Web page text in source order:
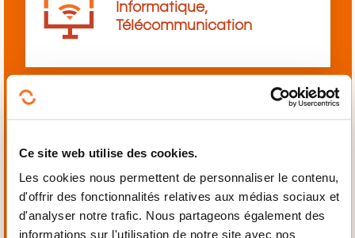
Ce site web utilise des cookies.
Les cookies nous permettent de personnaliser le contenu,
d'offrir des fonctionnalités relatives aux médias sociaux et
d'analyser notre trafic. Nous partageons également des
informations sur l'utilisation de notre site avec nos
Informatique,
Télécommunication